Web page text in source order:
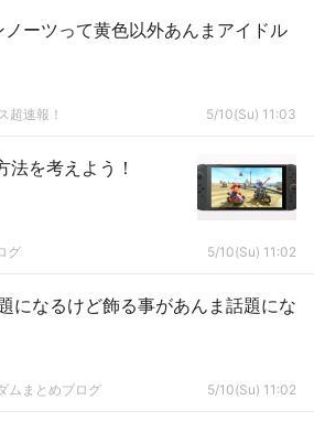
ノーツって黄色以外あんまアイドル
超速報！ 5/10(Su) 11:03
を考えよう！
グ 5/10(Su) 11:02
になるけど飾る事があんま話題にな
ムまとめブログ 5/10(Su) 11:02